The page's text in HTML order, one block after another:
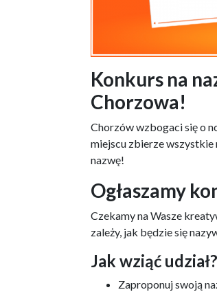
Konkurs na
Chorzowa!
Chorzów wzbogaci się o
miejscu zbierze wszystkie
nazwę!
Ogłaszamy
Czekamy na Wasze
zależy, jak będzie się
Jak wziąć udział?
Zaproponuj swoją